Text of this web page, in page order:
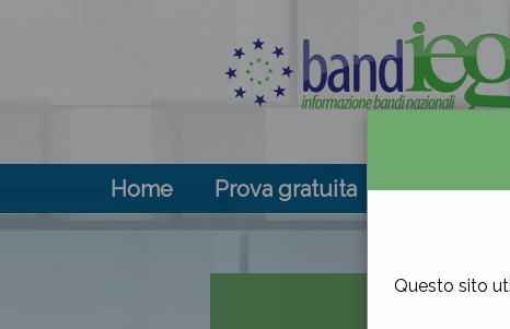
Questo sito
Home Prova gratuita Contenuti